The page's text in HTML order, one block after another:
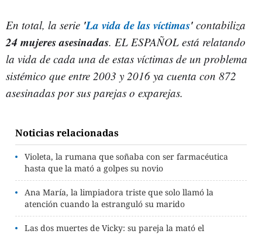
En total, la serie 'La vida de las víctimas' contabiliza
24 mujeres asesinadas. EL ESPAÑOL está relatando
la vida de cada una de estas víctimas de un problema
sistémico que entre 2003 y 2016 ya cuenta con 872
asesinadas por sus parejas o exparejas.
Noticias relacionadas
Violeta, la rumana que soñaba con ser farmacéutica
hasta que la mató a golpes su novio
Ana María, la limpiadora triste que solo llamó la
atención cuando la estranguló su marido
Las dos muertes de Vicky: su pareja la mató el